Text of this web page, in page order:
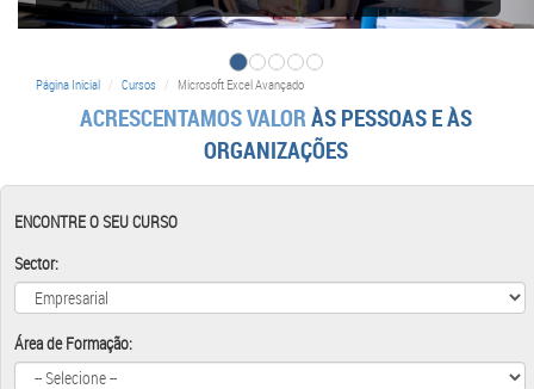
Página Inicial Cursos Microsoft Excel Avançado
ACRESCENTAMOS VALORÀS PESSOAS E ÀS
ORGANIZAÇÕES
ENCONTRE O SEU CURSO
Sector:
Área de Formação: